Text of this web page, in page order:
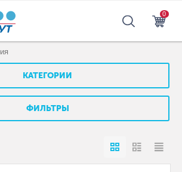
0
КАТЕГОРИИ
ФИЛЬТРЫ